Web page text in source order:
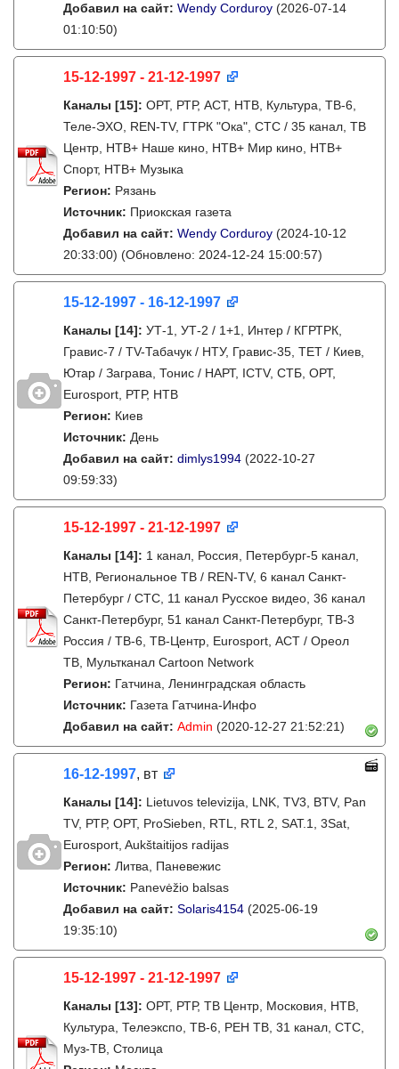
Добавил на сайт: Wendy Corduroy (2026-07-14
01:10:50)
15-12-1997 - 21-12-1997
Каналы [15]: ОРТ, РТР, АСТ, НТВ, Культура, ТВ-6,
Теле-ЭХО, REN-TV, ГТРК "Ока", СТС / 35 канал, ТВ
Центр, НТВ+ Наше кино, НТВ+ Мир кино, НТВ+
Спорт, НТВ+ Музыка
Регион: Рязань
Источник: Приокская газета
Добавил на сайт: Wendy Corduroy (2024-10-12
20:33:00) (Обновлено: 2024-12-24 15:00:57)
15-12-1997 - 16-12-1997
Каналы [14]: УТ-1, УТ-2 / 1+1, Интер / КГРТРК,
Гравис-7 / TV-Табачук / НТУ, Гравис-35, ТЕТ / Киев,
Ютар / Заграва, Тонис / НАРТ, ICTV, СТБ, ОРТ,
Eurosport, РТР, НТВ
Регион: Киев
Источник: День
Добавил на сайт: dimlys1994 (2022-10-27
09:59:33)
15-12-1997 - 21-12-1997
Каналы [14]: 1 канал, Россия, Петербург-5 канал,
НТВ, Региональное ТВ / REN-TV, 6 канал Санкт-
Петербург / СТС, 11 канал Русское видео, 36 канал
Санкт-Петербург, 51 канал Санкт-Петербург, ТВ-3
Россия / ТВ-6, ТВ-Центр, Eurosport, АСТ / Ореол
ТВ, Мультканал Cartoon Network
Регион: Гатчина, Ленинградская область
Источник: Газета Гатчина-Инфо
Добавил на сайт: Admin (2020-12-27 21:52:21)
16-12-1997, вт
Каналы [14]: Lietuvos televizija, LNK, TV3, BTV, Pan
TV, РТР, ОРТ, ProSieben, RTL, RTL 2, SAT.1, 3Sat,
Eurosport, Aukštaitijos radijas
Регион: Литва, Паневежис
Источник: Panevėžio balsas
Добавил на сайт: Solaris4154 (2025-06-19
19:35:10)
15-12-1997 - 21-12-1997
Каналы [13]: ОРТ, РТР, ТВ Центр, Московия, НТВ,
Культура, Телеэкспо, ТВ-6, РЕН ТВ, 31 канал, СТС,
Муз-ТВ, Столица